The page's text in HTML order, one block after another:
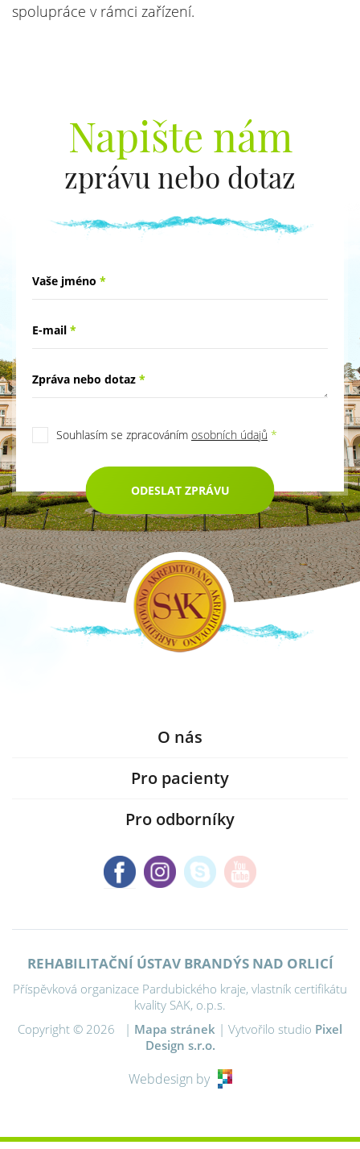
spolupráce v rámci zařízení.
Napište nám
zprávu nebo dotaz
Vaše jméno *
E-mail *
Zpráva nebo dotaz *
Souhlasím se zpracováním osobních údajů *
ODESLAT ZPRÁVU
O nás
Pro pacienty
Pro odborníky
REHABILITAČNÍ ÚSTAV BRANDÝS NAD ORLICÍ
Příspěvková organizace Pardubického kraje, vlastník certifikátu
kvality SAK, o.p.s.
Copyright © 2026 | Mapa stránek | Vytvořilo studio Pixel
Design s.r.o.
Webdesign by